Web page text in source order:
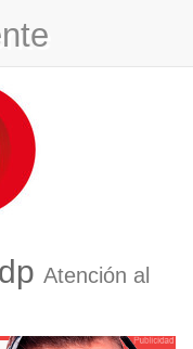
Atención al